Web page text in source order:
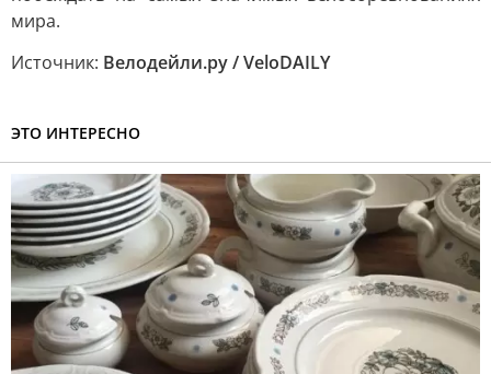
мира.
Источник: Велодейли.ру / VeloDAILY
ЭТО ИНТЕРЕСНО